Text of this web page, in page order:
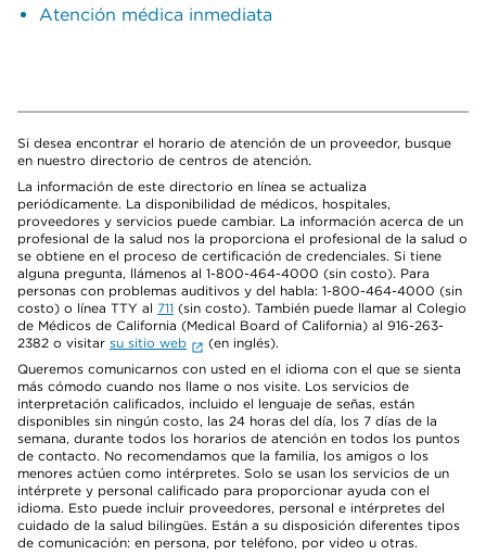
Atención médica inmediata
Si desea encontrar el horario de atención de un proveedor, busque
en nuestro directorio de centros de atención.
La información de este directorio en línea se actualiza
periódicamente. La disponibilidad de médicos, hospitales,
proveedores y servicios puede cambiar. La información acerca de un
profesional de la salud nos la proporciona el profesional de la salud o
se obtiene en el proceso de certificación de credenciales. Si tiene
alguna pregunta, llámenos al 1-800-464-4000 (sin costo). Para
personas con problemas auditivos y del habla: 1-800-464-4000 (sin
costo) o línea TTY al 711 (sin costo). También puede llamar al Colegio
de Médicos de California (Medical Board of California) al 916-263-
2382 o visitar su sitio web
(en inglés).
Queremos comunicarnos con usted en el idioma con el que se sienta
más cómodo cuando nos llame o nos visite. Los servicios de
interpretación calificados, incluido el lenguaje de señas, están
disponibles sin ningún costo, las 24 horas del día, los 7 días de la
semana, durante todos los horarios de atención en todos los puntos
de contacto. No recomendamos que la familia, los amigos o los
menores actúen como intérpretes. Solo se usan los servicios de un
intérprete y personal calificado para proporcionar ayuda con el
idioma. Esto puede incluir proveedores, personal e intérpretes del
cuidado de la salud bilingües. Están a su disposición diferentes tipos
de comunicación: en persona, por teléfono, por video u otras.